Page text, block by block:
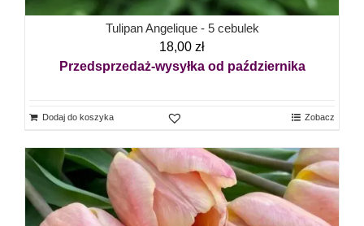
Tulipan Angelique - 5 cebulek
18,00 zł
Przedsprzedaż-wysyłka od października
Dodaj do koszyka Zobacz